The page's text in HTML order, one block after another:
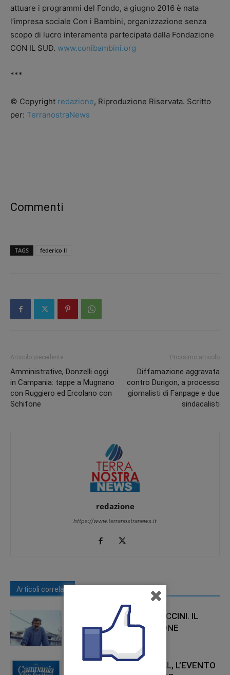
attuare i programmi del Fondo, a giugno 2016 è nata
l’impresa sociale Con i Bambini, organizzazione senza
scopo di lucro interamente partecipata dalla Fondazione
CON IL SUD. www.conibambini.org
***
© Copyright redazione, Riproduzione Riservata. Scritto
per: TerranostraNews
Commenti
TAGS federico II
Articolo precedente
Amministrative, Donzelli oggi
in Campania: tappe a Mugnano
con Ruggiero ed Ercolano con
Schifone
Prossimo articolo
Diffamazione aggravata
contro Durigon, a processo
giornalisti di Fanpage e due
sindacalisti
redazione
https://www.terranostranews.it
Articoli correlati Di più dello stesso autore
ADDIO A FRANCESCO GUCCINI. IL
MAESTRO DELLA CANZONE
CAMPANIA FILM FESTIVAL, L’EVENTO